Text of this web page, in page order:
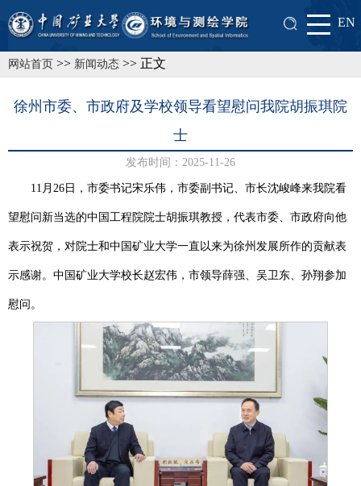
EN
网站首页 >> 新闻动态 >> 正文
徐州市委、市政府及学校领导看望慰问我院胡振琪院
士
发布时间：2025-11-26
11月26日，市委书记宋乐伟，市委副书记、市长沈峻峰来我院看
望慰问新当选的中国工程院院士胡振琪教授， 代表市委、市政府向他
表示祝贺，对院士和中国矿业大学一直以来为徐州发展所作的贡献表
示感谢。中国矿业大学校长赵宏伟，市领导薛强、吴卫东、孙翔参加
慰问。